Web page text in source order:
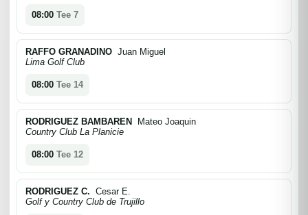
08:00 Tee 7
RAFFO GRANADINO Juan Miguel
Lima Golf Club
08:00 Tee 14
RODRIGUEZ BAMBAREN Mateo Joaquin
Country Club La Planicie
08:00 Tee 12
RODRIGUEZ C. Cesar E.
Golf y Country Club de Trujillo